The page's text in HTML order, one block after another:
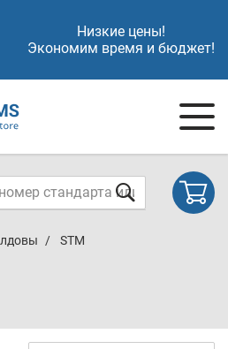
Низкие цены!
Экономим время и бюджет!
STM